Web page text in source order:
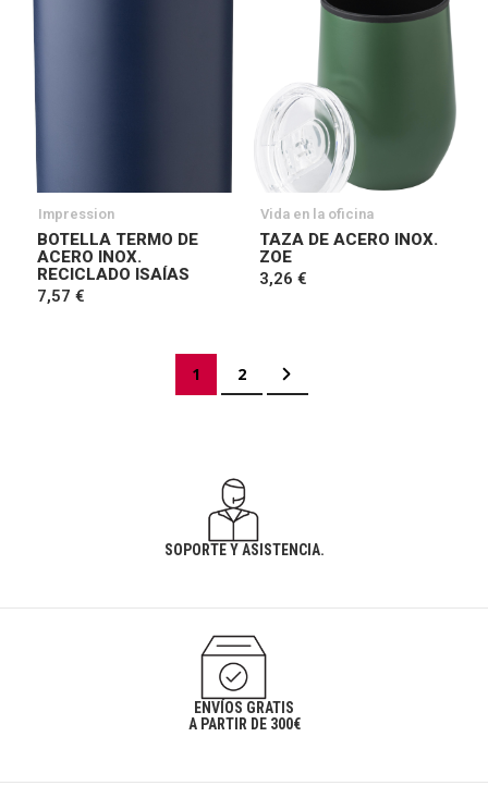
Impression
BOTELLA TERMO DE
ACERO INOX.
RECICLADO ISAÍAS
7,57 €
Vida en la oficina
TAZA DE ACERO INOX.
ZOE
3,26 €
Actualmente estás leyendo página
1 Página
2 Página
Siguiente
SOPORTE Y ASISTENCIA.
ENVÍOS GRATIS
A PARTIR DE 300€